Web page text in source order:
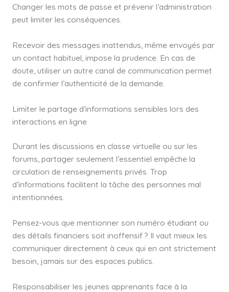
Changer les mots de passe et prévenir l’administration
peut limiter les conséquences.
Recevoir des messages inattendus, même envoyés par
un contact habituel, impose la prudence. En cas de
doute, utiliser un autre canal de communication permet
de confirmer l’authenticité de la demande.
Limiter le partage d’informations sensibles lors des
interactions en ligne
Durant les discussions en classe virtuelle ou sur les
forums, partager seulement l’essentiel empêche la
circulation de renseignements privés. Trop
d’informations facilitent la tâche des personnes mal
intentionnées.
Pensez-vous que mentionner son numéro étudiant ou
des détails financiers soit inoffensif ? Il vaut mieux les
communiquer directement à ceux qui en ont strictement
besoin, jamais sur des espaces publics.
Responsabiliser les jeunes apprenants face à la